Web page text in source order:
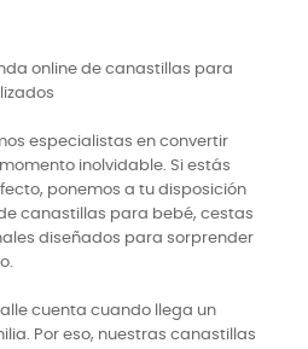
online de canastillas para
especialistas en convertir
inolvidable. Si estás
ponemos a tu disposición
canastillas para bebé, cestas
diseñados para sorprender
cuenta cuando llega un
Por eso, nuestras canastillas